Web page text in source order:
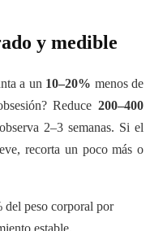
y medible
a un 10–20% menos de
Reduce 200–400
2–3 semanas. Si el
recorta un poco más o
del peso corporal por
estable.